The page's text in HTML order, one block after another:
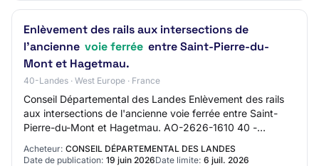
Enlèvement des rails aux intersections de
l'ancienne voie ferrée entre Saint-Pierre-du-
Mont et Hagetmau.
40-Landes · West Europe · France
Conseil Départemental des Landes Enlèvement des rails
aux intersections de l'ancienne voie ferrée entre Saint-
Pierre-du-Mont et Hagetmau. AO-2626-1610 40 -
CONSEIL DEPARTEMENTAL Travaux de bâtiment P…
Acheteur: CONSEIL DÉPARTEMENTAL DES LANDES
Date de publication: 19 juin 2026Date limite: 6 juil. 2026